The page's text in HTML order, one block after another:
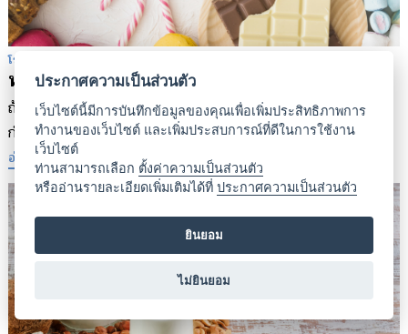
โรคไม่ติดต่อเรื้อรัง NCDs ควร/ไม่ควรกิน
หวานไปก็อ่อนหวานได้
ถ้าเราเป็นเบาหวานแล้ว ไม่ต้องกลัว ต้องดูแลรูปร่างไม่ให้อ้วน ออก
กำลังกายทุกวัน เพื่อกระตุ้นการใช้น้ำตาล
อ่านบทความ
ประกาศความเป็นส่วนตัว
เว็บไซต์นี้มีการบันทึกข้อมูลของคุณเพื่อเพิ่มประสิทธิภาพการ
ทำงานของเว็บไซต์ และเพิ่มประสบการณ์ที่ดีในการใช้งาน
เว็บไซต์
ท่านสามารถเลือก ตั้งค่าความเป็นส่วนตัว
หรืออ่านรายละเอียดเพิ่มเติมได้ที่ประกาศความเป็นส่วนตัว
ยินยอม
ไม่ยินยอม